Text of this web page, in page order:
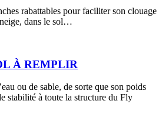
rabattables pour faciliter son clouage
dans le sol…
À REMPLIR
ou de sable, de sorte que son poids
stabilité à toute la structure du Fly